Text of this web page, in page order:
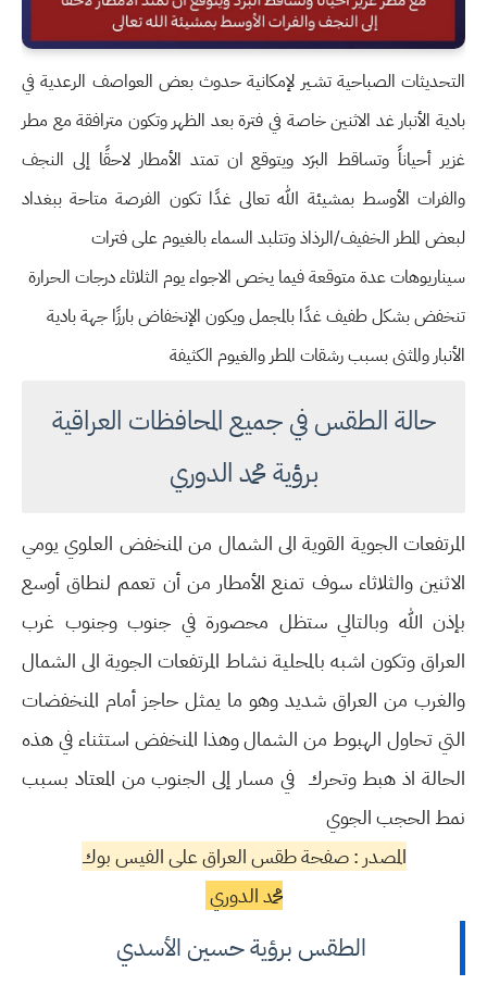
التحديثات الصباحية تشـير لإمكانية حدوث بعض العواصف الرعدية في
بادية الأنبار غد الاثنين خاصة في فترة بعد الظهر وتكون مترافقة مع مطر
غزير أحياناً وتساقط البرَد ويتوقع ان تمتد الأمطار لاحقًا إلى النجف
والفرات الأوسط بمشيئة الله تعالى غدًا تكون الفرصة متاحة ببغداد
لبعض المطر الخفيف/الرذاذ وتتلبد السماء بالغيوم على فترات
سيناريوهات عدة متوقعة فيما يخص الاجواء يوم الثلاثاء درجات الحرارة
تنخفض بشكل طفيف غدًا بالمجمل ويكون الإنخفاض بارزًا جهة بادية
الأنبار والمثنى بسبب رشقات المطر والغيوم الكثيفة
حالة الطقس في جميع المحافظات العراقية
برؤية محمد الدوري
المرتفعات الجوية القوية الى الشمال من المنخفض العلوي يومي
الاثنين والثلاثاء سوف تمنع الأمطار من أن تعمم لنطاق أوسع
بإذن الله وبالتالي ستظل محصورة في جنوب وجنوب غرب
العراق وتكون اشبه بالمحلية نشاط المرتفعات الجوية الى الشمال
والغرب من العراق شديد وهو ما يمثل حاجز أمام المنخفضات
التي تحاول الهبوط من الشمال وهذا المنخفض استثناء في هذه
الحالة اذ هبط وتحرك في مسار إلى الجنوب من المعتاد بسبب
نمط الحجب الجوي
المصدر : صفحة طقس العراق على الفيس بوك
محمد الدوري
الطقس برؤية حسين الأسدي